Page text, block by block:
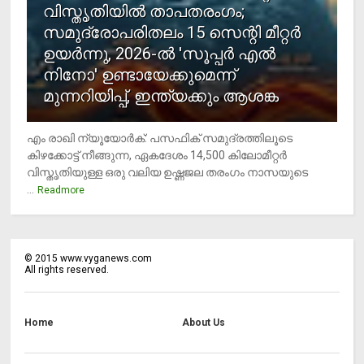
വിസ്തൃതിയില്‍ താപതരംഗം;
സമുദ്രോപരിതലം 15 സെന്റി മീറ്റര്‍
ഉയര്‍ന്നു, 2026-ല്‍ 'സൂപ്പര്‍ എല്‍
നിനോ' ഉണ്ടായേക്കുമെന്ന്
മുന്നറിയിപ്പ്, ഇന്ത്യക്കും ആശങ്ക
എം രാഖി ന്യൂയോര്‍ക്: പസഫിക് സമുദ്രത്തിലൂടെ
കിഴക്കോട്ട് നീങ്ങുന്ന, ഏകദേശം 14,500 കിലോമീറ്റര്‍
വിസ്തൃതിയുള്ള ഒരു വലിയ ഉഷ്ണജല തരംഗം നാസയുടെ
... Readmore
©2015 www.vyganews.com
All rights reserved.
Home About Us